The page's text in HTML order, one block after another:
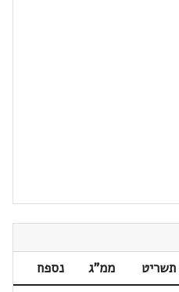
תשריט ממ"ג
נספח